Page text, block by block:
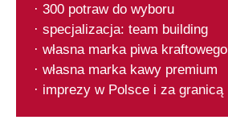
· 300 potraw do wyboru
· specjalizacja: team building
· własna marka piwa kraftowego
· własna marka kawy premium
· imprezy w Polsce i za granicą